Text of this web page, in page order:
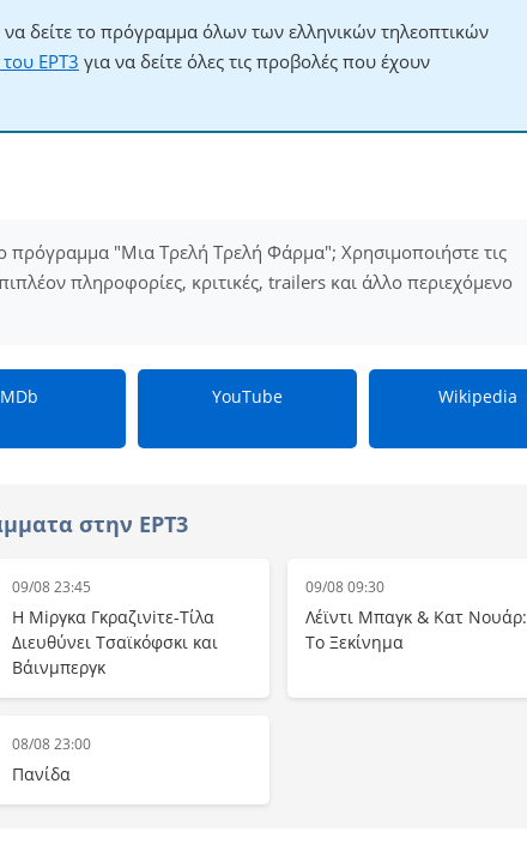
να δείτε το πρόγραμμα όλων των ελληνικών τηλεοπτικών
ΕΡΤ3 για να δείτε όλες τις προβολές που έχουν
πρόγραμμα "Μια Τρελή Τρελή Φάρμα"; Χρησιμοποιήστε τις
πληροφορίες, κριτικές, trailers και άλλο περιεχόμενο
YouTube Wikipedia
στην ΕΡΤ3
09/08 23:45
Η Μiργκα Γκραζινiτε-Τίλα
Διευθύνει Τσαϊκόφσκι και
Βάινμπεργκ
09/08 09:30
Λέϊντι Μπαγκ & Κατ Νουάρ:
Το Ξεκίνημα
08/08 23:00
Πανίδα